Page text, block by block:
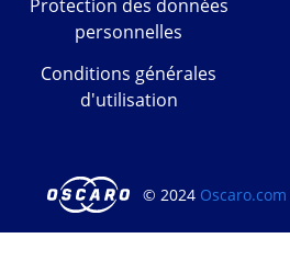
Protection des données
personnelles
Conditions générales
d'utilisation
© 2024 Oscaro.com